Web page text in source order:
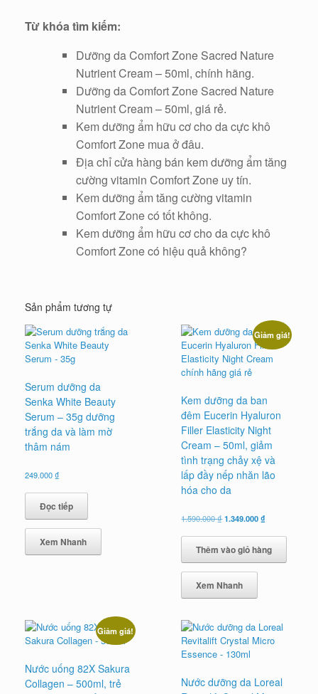
Từ khóa tìm kiếm:
Dưỡng da Comfort Zone Sacred Nature
Nutrient Cream – 50ml, chính hãng.
Dưỡng da Comfort Zone Sacred Nature
Nutrient Cream – 50ml, giá rẻ.
Kem dưỡng ẩm hữu cơ cho da cực khô
Comfort Zone mua ở đâu.
Địa chỉ cửa hàng bán kem dưỡng ẩm tăng
cường vitamin Comfort Zone uy tín.
Kem dưỡng ẩm tăng cường vitamin
Comfort Zone có tốt không.
Kem dưỡng ẩm hữu cơ cho da cực khô
Comfort Zone có hiệu quả không?
Sản phẩm tương tự
Serum dưỡng da
Senka White Beauty
Serum – 35g dưỡng
trắng da và làm mờ
thâm nám
249.000₫
Đọc tiếp
Xem Nhanh
Giảm giá!
Kem dưỡng da ban
đêm Eucerin Hyaluron
Filler Elasticity Night
Cream – 50ml, giảm
tình trạng chảy xệ và
lấp đầy nếp nhăn lão
hóa cho da
1.590.000₫Giá
là:
1.590.000 ₫.
1.349.000₫
tại
là:
1.349.000 ₫.
Thêm vào giỏ hàng
Xem Nhanh
Giảm giá!
Nước uống 82X Sakura
Collagen – 500ml, trẻ
Nước dưỡng da Loreal